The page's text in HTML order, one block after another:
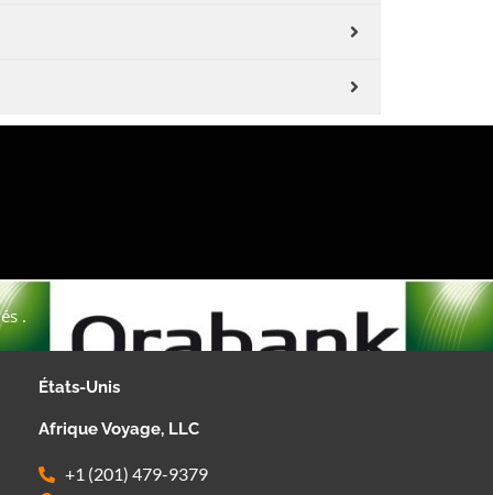
.
États-Unis
Afrique Voyage, LLC
+1 (201) 479-9379